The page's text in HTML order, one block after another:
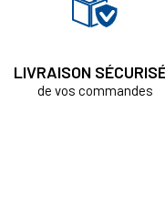
LIVRAISON
de vos commandes